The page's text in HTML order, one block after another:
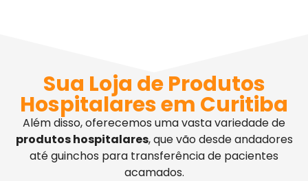
Sua Loja de Produtos
Hospitalares em Curitiba
Além disso, oferecemos uma vasta variedade de
produtos hospitalares, que vão desde andadores
até guinchos para transferência de pacientes
acamados.